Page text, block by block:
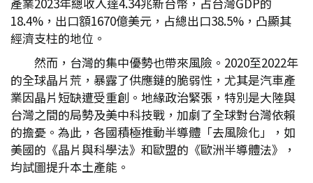
18.4%，出口額1670億美元，占總出口38.5%，凸顯其
經濟支柱的地位。
然而，台灣的集中優勢也帶來風險。2020至2022年
的全球晶片荒，暴露了供應鏈的脆弱性，尤其是汽車產
業因晶片短缺遭受重創。地緣政治緊張，特別是大陸與
台灣之間的局勢及美中科技戰，加劇了全球對台灣依賴
的擔憂。為此，各國積極推動半導體「去風險化」，如
美國的《晶片與科學法》和歐盟的《歐洲半導體法》，
均試圖提升本土產能。